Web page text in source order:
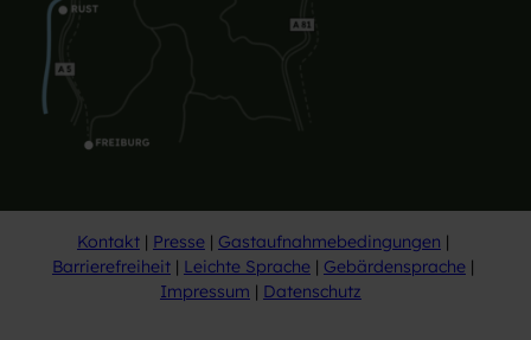
Kontakt Presse
Gastaufnahmebedingungen
Barrierefreiheit
Leichte Sprache
Gebärdensprache
Impressum
Datenschutz